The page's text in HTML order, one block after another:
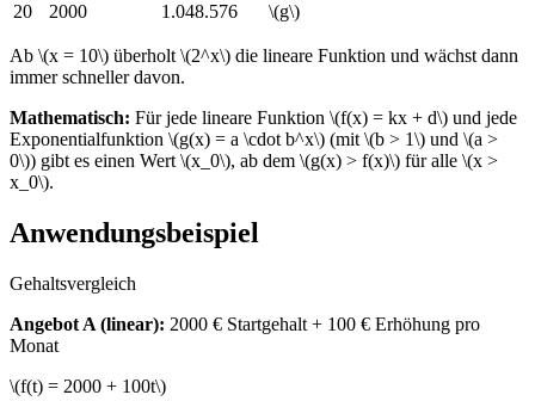
20
2000 1.048.576 \(g\)
Ab \(x = 10\) überholt \(2^x\) die lineare Funktion und wächst dann
immer schneller davon.
Mathematisch: Für jede lineare Funktion \(f(x) = kx + d\) und jede
Exponentialfunktion \(g(x) = a \cdot b^x\) (mit \(b > 1\) und \(a >
0\)) gibt es einen Wert \(x_0\), ab dem \(g(x) > f(x)\) für alle \(x >
x_0\).
Anwendungsbeispiel
Gehaltsvergleich
Angebot A (linear): 2000 € Startgehalt + 100 € Erhöhung pro
Monat
\(f(t) = 2000 + 100t\)